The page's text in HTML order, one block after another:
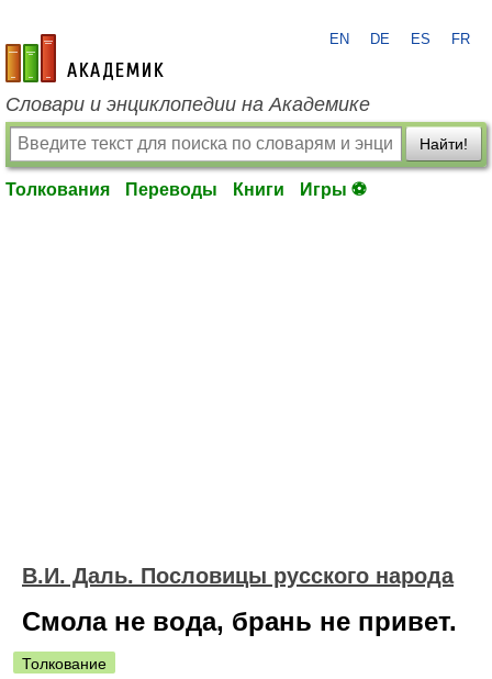
academic.ru
EN DE ES FR
Словари и энциклопедии на Академике
Найти!
Толкования Переводы Книги Игры ⚽
В.И. Даль. Пословицы русского народа
Смола не вода, брань не привет.
Толкование